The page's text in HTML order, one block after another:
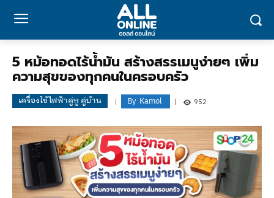
5 หม้อทอดไร้น้ำมัน สร้างสรรเมนูง่ายๆ เพิ่ม
ความสุขของทุกคนในครอบครัว
เครื่องใช้ไฟฟ้าคู่หู คู่บ้าน By Kamol 952